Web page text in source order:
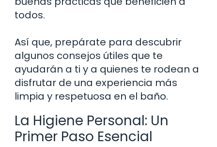
todos.
Así que, prepárate para descubrir
algunos consejos útiles que te
ayudarán a ti y a quienes te rodean a
disfrutar de una experiencia más
limpia y respetuosa en el baño.
La Higiene Personal: Un
Primer Paso Esencial